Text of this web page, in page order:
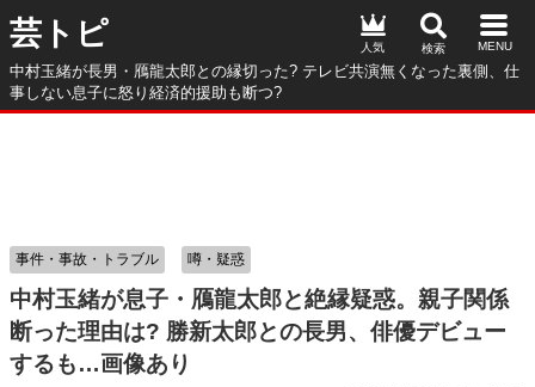
芸トピ
中村玉緒が長男・鴈龍太郎との縁切った? テレビ共演無くなった裏側、仕
事しない息子に怒り経済的援助も断つ?
人気
中村玉緒が息子・鴈龍太郎と絶縁疑惑。親子関係
断った理由は? 勝新太郎との長男、俳優デビュー
するも…画像あり
事件・事故・トラブル 噂・疑惑